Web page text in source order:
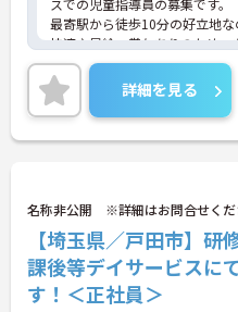
スでの児童指導員の募集です。
最寄駅から徒歩10分の好立地
快適♪昇給・賞与ありのため、
っかり評価されます。
ご興味のある方は、面接のポイ
のでお気軽にお問い合せくださ
詳細を見る
名称非公開 ※詳細はお問合せくだ
【埼玉県／戸田市】
課後等デイサービスに
す！＜正社員＞